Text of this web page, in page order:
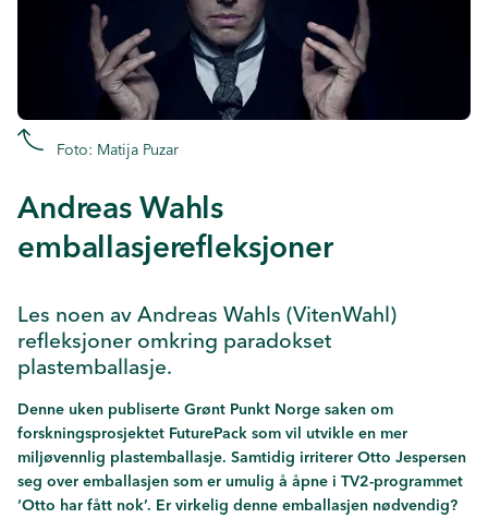
Foto: Matija Puzar
Andreas Wahls
emballasjerefleksjoner
Les noen av Andreas Wahls (VitenWahl)
refleksjoner omkring paradokset
plastemballasje.
Denne uken publiserte Grønt Punkt Norge saken om
forskningsprosjektet FuturePack som vil utvikle en mer
miljøvennlig plastemballasje. Samtidig irriterer Otto Jespersen
seg over emballasjen som er umulig å åpne i TV2-programmet
‘Otto har fått nok’. Er virkelig denne emballasjen nødvendig?